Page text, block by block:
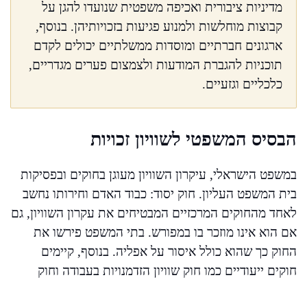
מדיניות ציבורית ואכיפה משפטית שנועדו להגן על
קבוצות מוחלשות ולמנוע פגיעות בזכויותיהן. בנוסף,
ארגונים חברתיים ומוסדות ממשלתיים יכולים לקדם
תוכניות להגברת המודעות ולצמצום פערים מגדריים,
כלכליים וגזעיים.
הבסיס המשפטי לשוויון זכויות
במשפט הישראלי, עיקרון השוויון מעוגן בחוקים ובפסיקות
בית המשפט העליון. חוק יסוד: כבוד האדם וחירותו נחשב
לאחד מהחוקים המרכזיים המבטיחים את עקרון השוויון, גם
אם הוא אינו מוזכר בו במפורש. בתי המשפט פירשו את
החוק כך שהוא כולל איסור על אפליה. בנוסף, קיימים
חוקים ייעודיים כמו חוק שוויון הזדמנויות בעבודה וחוק